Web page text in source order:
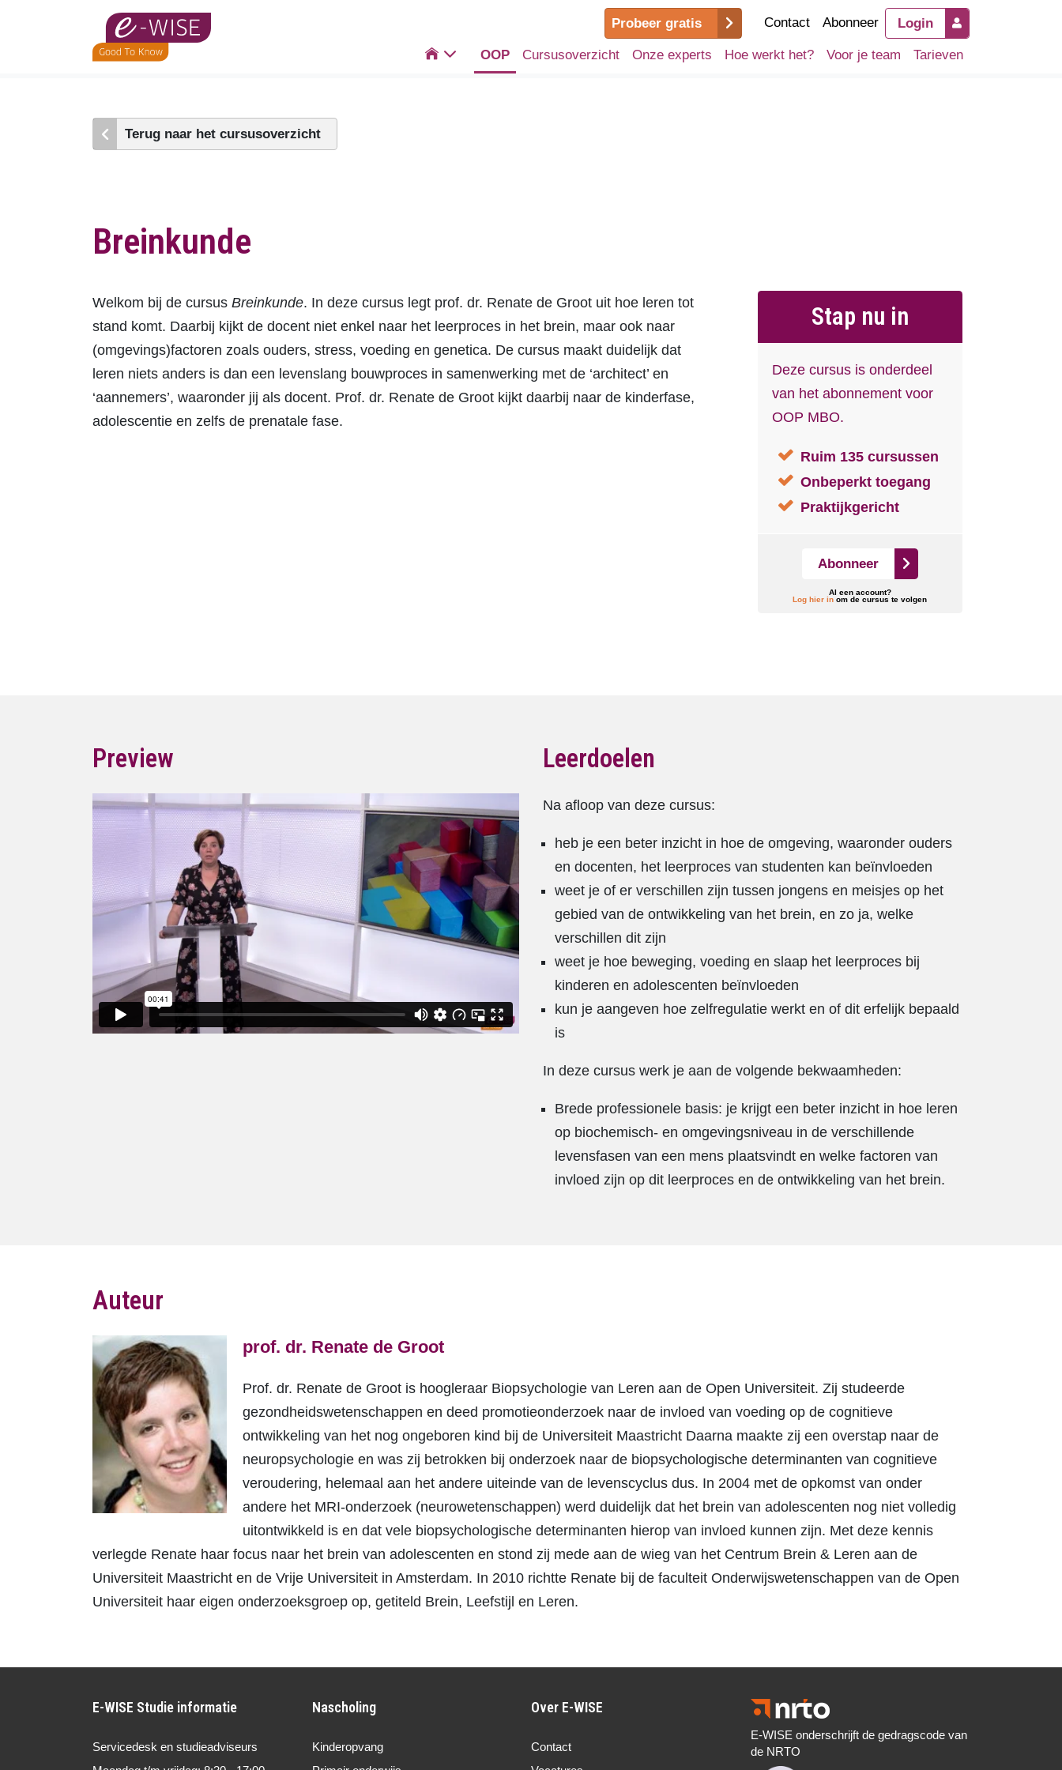
Probeer gratis Contact Abonneer Login
 OOP Cursusoverzicht Onze experts Hoe werkt het? Voor je team Tarieven
Terug naar het cursusoverzicht
Breinkunde
Stap nu in
Deze cursus is onderdeel
van het abonnement voor
OOP MBO.
Ruim 135 cursussen
Onbeperkt toegang
Praktijkgericht
Abonneer
Al een account?
Log hier in om de cursus te volgen
Welkom bij de cursus Breinkunde. In deze cursus legt prof. dr. Renate de Groot uit hoe leren tot
stand komt. Daarbij kijkt de docent niet enkel naar het leerproces in het brein, maar ook naar
(omgevings)factoren zoals ouders, stress, voeding en genetica. De cursus maakt duidelijk dat
leren niets anders is dan een levenslang bouwproces in samenwerking met de ‘architect’ en
‘aannemers’, waaronder jij als docent. Prof. dr. Renate de Groot kijkt daarbij naar de kinderfase,
adolescentie en zelfs de prenatale fase.
Preview Leerdoelen
Na afloop van deze cursus:
heb je een beter inzicht in hoe de omgeving, waaronder ouders
en docenten, het leerproces van studenten kan beïnvloeden
weet je of er verschillen zijn tussen jongens en meisjes op het
gebied van de ontwikkeling van het brein, en zo ja, welke
verschillen dit zijn
weet je hoe beweging, voeding en slaap het leerproces bij
kinderen en adolescenten beïnvloeden
kun je aangeven hoe zelfregulatie werkt en of dit erfelijk bepaald
is
In deze cursus werk je aan de volgende bekwaamheden:
Brede professionele basis: je krijgt een beter inzicht in hoe leren
op biochemisch- en omgevingsniveau in de verschillende
levensfasen van een mens plaatsvindt en welke factoren van
invloed zijn op dit leerproces en de ontwikkeling van het brein.
Auteur
prof. dr. Renate de Groot
Prof. dr. Renate de Groot is hoogleraar Biopsychologie van Leren aan de Open Universiteit. Zij studeerde
gezondheidswetenschappen en deed promotieonderzoek naar de invloed van voeding op de cognitieve
ontwikkeling van het nog ongeboren kind bij de Universiteit Maastricht Daarna maakte zij een overstap naar de
neuropsychologie en was zij betrokken bij onderzoek naar de biopsychologische determinanten van cognitieve
veroudering, helemaal aan het andere uiteinde van de levenscyclus dus. In 2004 met de opkomst van onder
andere het MRI-onderzoek (neurowetenschappen) werd duidelijk dat het brein van adolescenten nog niet volledig
uitontwikkeld is en dat vele biopsychologische determinanten hierop van invloed kunnen zijn. Met deze kennis
verlegde Renate haar focus naar het brein van adolescenten en stond zij mede aan de wieg van het Centrum Brein & Leren aan de
Universiteit Maastricht en de Vrije Universiteit in Amsterdam. In 2010 richtte Renate bij de faculteit Onderwijswetenschappen van de Open
Universiteit haar eigen onderzoeksgroep op, getiteld Brein, Leefstijl en Leren.
E-WISE Studie informatie
Servicedesk en studieadviseurs
Nascholing
Kinderopvang
Over E-WISE
Contact
E-WISE onderschrijft de gedragscode van
de NRTO